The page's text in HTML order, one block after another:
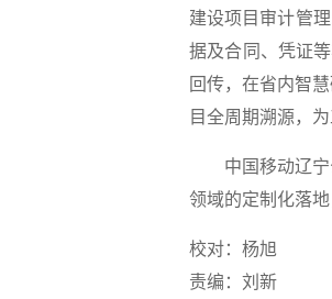
建设项目审计管
据及合同、凭证
回传，在省内智
目全周期溯源，
中国移动辽宁公
领域的定制化落
校对：杨旭
责编：刘新